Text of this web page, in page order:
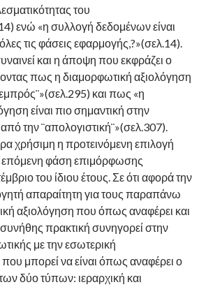
του
ενώ «η συλλογή δεδομένων είναι
τις φάσεις εφαρμογής,?»(σελ.14).
και η άποψη που εκφράζει ο
πως η διαμορφωτική αξιολόγηση
εμπρός¨»(σελ.295) και πως «η
είναι πιο σημαντική στην
την ¨απολογιστική¨»(σελ.307).
χρήσιμη η προτεινόμενη επιλογή
φάση επιμόρφωσης
του ίδιου έτους. Σε ότι αφορά την
απαραίτητη για τους παραπάνω
αξιολόγηση που όπως αναφέρει και
πρακτική συνηγορεί στην
με την εσωτερική
μπορεί να είναι όπως αναφέρει ο
δύο τύπων: ιεραρχική και